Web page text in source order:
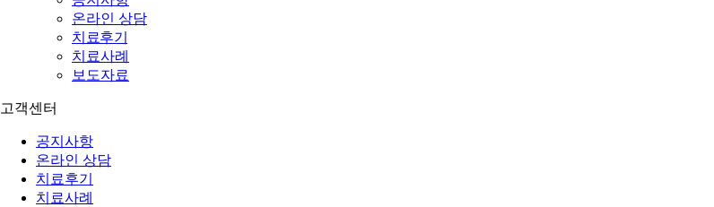
온라인 상담
치료후기
치료사례
보도자료
고객센터
공지사항
온라인 상담
치료후기
치료사례